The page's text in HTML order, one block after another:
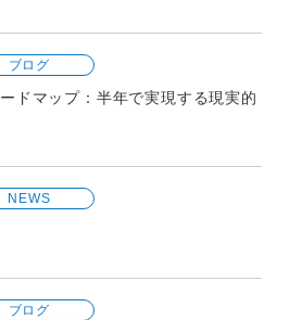
ブログ
ドマップ：半年で実現する現実的
NEWS
ブログ